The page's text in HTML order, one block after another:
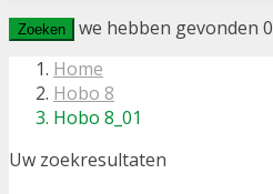
Zoeken we hebben gevonden 0
Home
Hobo 8
Hobo 8_01
Uw zoekresultaten